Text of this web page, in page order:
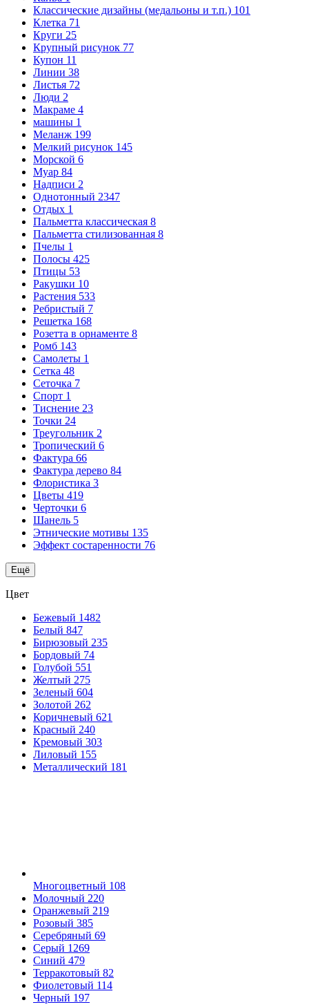
Классические дизайны (медальоны и т.п.) 101
Клетка 71
Круги 25
Крупный рисунок 77
Купон 11
Линии 38
Листья 72
Люди 2
Макраме 4
машины 1
Меланж 199
Мелкий рисунок 145
Морской 6
Муар 84
Надписи 2
Однотонный 2347
Отдых 1
Пальметта классическая 8
Пальметта стилизованная 8
Пчелы 1
Полосы 425
Птицы 53
Ракушки 10
Растения 533
Ребристый 7
Решетка 168
Розетта в орнаменте 8
Ромб 143
Самолеты 1
Сетка 48
Сеточка 7
Спорт 1
Тиснение 23
Точки 24
Треугольник 2
Тропический 6
Фактура 66
Фактура дерево 84
Флористика 3
Цветы 419
Черточки 6
Шанель 5
Этнические мотивы 135
Эффект состаренности 76
Ещё
Цвет
Бежевый 1482
Белый 847
Бирюзовый 235
Бордовый 74
Голубой 551
Желтый 275
Зеленый 604
Золотой 262
Коричневый 621
Красный 240
Кремовый 303
Лиловый 155
Металлический 181
Многоцветный 108
Молочный 220
Оранжевый 219
Розовый 385
Серебряный 69
Серый 1269
Синий 479
Терракотовый 82
Фиолетовый 114
Черный 197